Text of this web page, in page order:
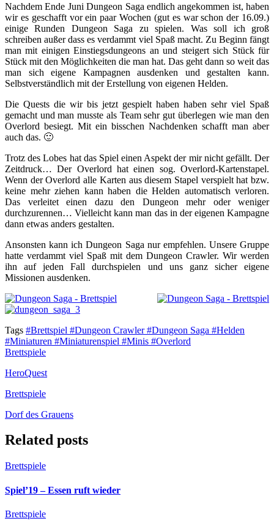
Nachdem Ende Juni Dungeon Saga endlich angekommen ist, haben
wir es geschafft vor ein paar Wochen (gut es war schon der 16.09.)
einige Runden Dungeon Saga zu spielen. Was soll ich groß
schreiben außer dass es verdammt viel Spaß macht. Zu Beginn fängt
man mit einigen Einstiegsdungeons an und steigert sich Stück für
Stück mit den Möglichkeiten die man hat. Das geht dann so weit das
man sich eigene Kampagnen ausdenken und gestalten kann.
Selbstverständlich mit der Erstellung von eigenen Helden.
Die Quests die wir bis jetzt gespielt haben haben sehr viel Spaß
gemacht und man musste als Team sehr gut überlegen wie man den
Overlord besiegt. Mit ein bisschen Nachdenken schafft man aber
auch das. 🙂
Trotz des Lobes hat das Spiel einen Aspekt der mir nicht gefällt. Der
Zeitdruck… Der Overlord hat einen sog. Overlord-Kartenstapel.
Wenn der Overlord alle Karten aus diesem Stapel verspielt hat bzw.
keine mehr ziehen kann haben die Helden automatisch verloren.
Das verleitet einen dazu den Dungeon mehr oder weniger
durchzurennen… Vielleicht kann man das in der eigenen Kampagne
dann etwas anders gestalten.
Ansonsten kann ich Dungeon Saga nur empfehlen. Unsere Gruppe
hatte verdammt viel Spaß mit dem Dungeon Crawler. Wir werden
ihn auf jeden Fall durchspielen und uns ganz sicher eigene
Missionen ausdenken.
Tags #Brettspiel #Dungeon Crawler#Dungeon Saga #Helden
#Miniaturen #Miniaturenspiel #Minis #Overlord
Brettspiele
HeroQuest
Brettspiele
Dorf des Grauens
Related posts
Brettspiele
Spiel’19 – Essen ruft wieder
Brettspiele